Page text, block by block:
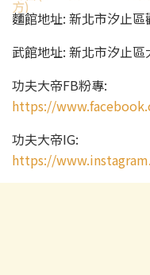
麵館地址: 新北市汐止
武館地址: 新北市汐止
功夫大帝FB粉專:
https://
功夫大帝IG:
https://